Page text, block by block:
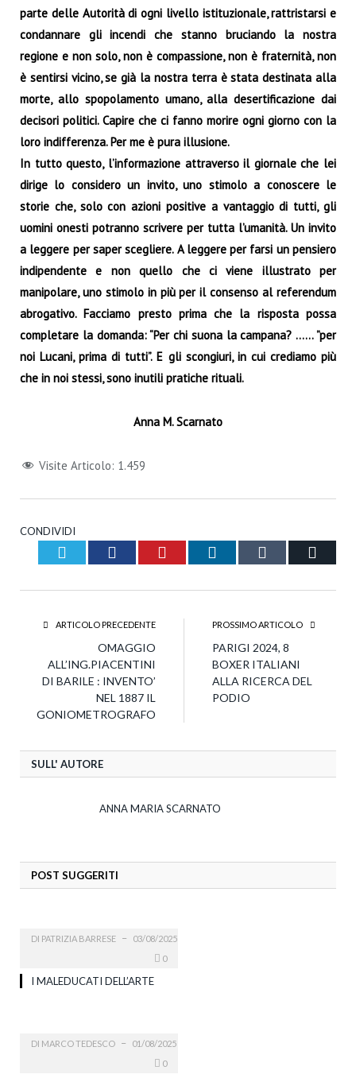
parte delle Autorità di ogni livello istituzionale, rattristarsi e
condannare gli incendi che stanno bruciando la nostra
regione e non solo, non è compassione, non è fraternità, non
è sentirsi vicino, se già la nostra terra è stata destinata alla
morte, allo spopolamento umano, alla desertificazione dai
decisori politici. Capire che ci fanno morire ogni giorno con la
loro indifferenza. Per me è pura illusione.
In tutto questo, l’informazione attraverso il giornale che lei
dirige lo considero un invito, uno stimolo a conoscere le
storie che, solo con azioni positive a vantaggio di tutti, gli
uomini onesti potranno scrivere per tutta l’umanità. Un invito
a leggere per saper scegliere. A leggere per farsi un pensiero
indipendente e nonquello che ci viene illustrato per
manipolare, uno stimolo in più per il consenso al referendum
abrogativo.Facciamo presto prima che la risposta possa
completare la domanda: “Per chi suona la campana? …… ”per
noi Lucani, prima di tutti”. E gli scongiuri, in cui crediamo più
che in noi stessi, sono inutili pratiche rituali.
Anna M. Scarnato
Visite Articolo: 1.459
CONDIVIDI
Twitter Facebook Pinterest LinkedIn Tumblr
ARTICOLO PRECEDENTE
OMAGGIO
ALL’ING.PIACENTINI
DI BARILE : INVENTO’
NEL 1887 IL
GONIOMETROGRAFO
PROSSIMO ARTICOLO
PARIGI 2024, 8
BOXER ITALIANI
ALLA RICERCA DEL
PODIO
SULL' AUTORE
ANNA MARIA SCARNATO
POST SUGGERITI
DI PATRIZIA BARRESE
03/08/2025
0
I MALEDUCATI DELL’ARTE
DI MARCO TEDESCO
01/08/2025
0